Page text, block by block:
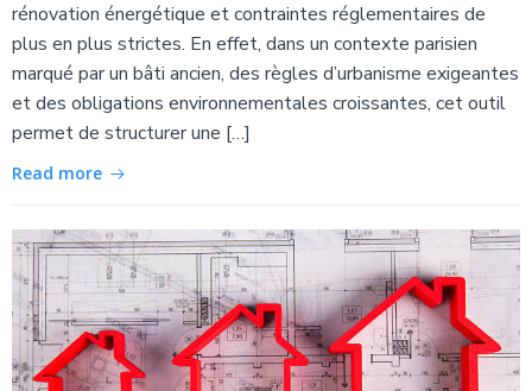
rénovation énergétique et contraintes réglementaires de
plus en plus strictes. En effet, dans un contexte parisien
marqué par un bâti ancien, des règles d’urbanisme exigeantes
et des obligations environnementales croissantes, cet outil
permet de structurer une […]
Read more